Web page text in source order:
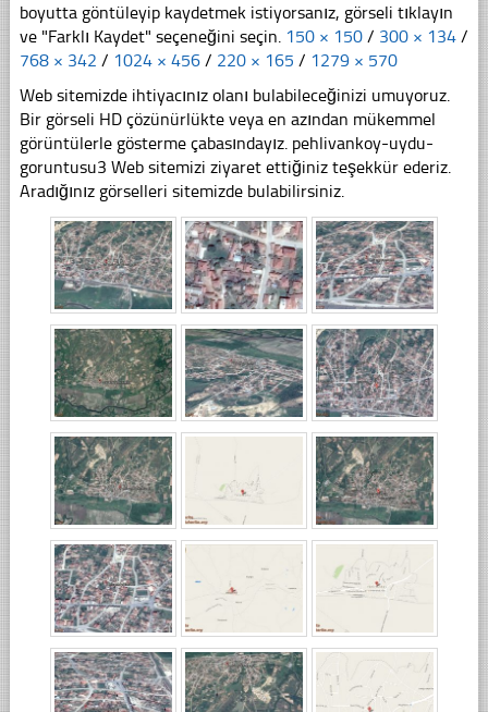
boyutta göntüleyip kaydetmek istiyorsanız, görseli tıklayın
ve "Farklı Kaydet" seçeneğini seçin. 150 × 150 / 300 × 134 /
768 × 342 / 1024 × 456 / 220 × 165 / 1279 × 570
Web sitemizde ihtiyacınız olanı bulabileceğinizi umuyoruz.
Bir görseli HD çözünürlükte veya en azından mükemmel
görüntülerle gösterme çabasındayız. pehlivankoy-uydu-
goruntusu3 Web sitemizi ziyaret ettiğiniz teşekkür ederiz.
Aradığınız görselleri sitemizde bulabilirsiniz.